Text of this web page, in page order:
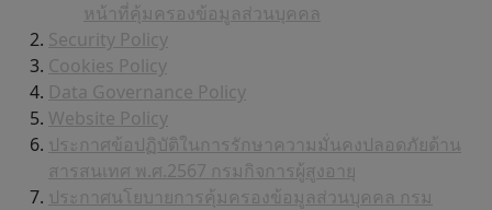
หน้าที่คุ้มครองข้อมูลส่วนบุคคล
Security Policy
Cookies Policy
Data Governance Policy
Website Policy
ประกาศข้อปฏิบัติในการรักษาความมั่นคงปลอดภัยด้าน
สารสนเทศ พ.ศ.2567 กรมกิจการผู้สูงอายุ
ประกาศนโยบายการคุ้มครองข้อมูลส่วนบุคคล กรม